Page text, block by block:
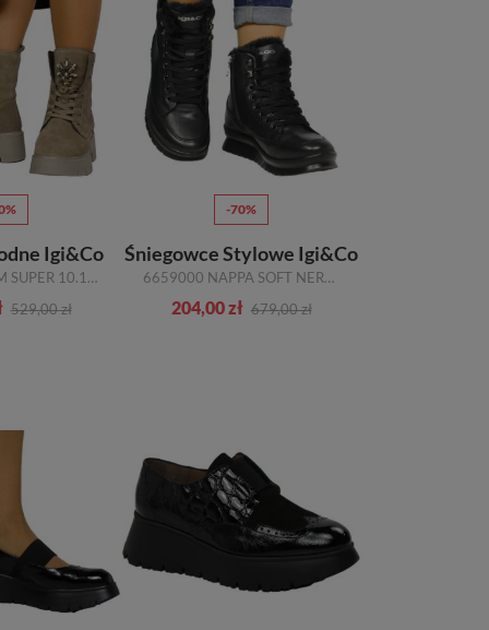
Igi&Co
6665511 SCAM SUPER 10.12 FANG SKÓRA NATURALNA R.36-40
529,00 zł
-70%
Śniegowce Stylowe Igi&Co
6659000 NAPPA SOFT NERO GORE-TEX SKÓRA NATURALNA R.36-39
204,00 zł 679,00 zł